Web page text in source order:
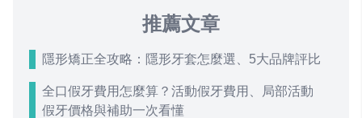
推薦文章
隱形矯正全攻略：隱形牙套怎麼選、5大品牌評比
全口假牙費用怎麼算？活動假牙費用、局部活動
假牙價格與補助一次看懂